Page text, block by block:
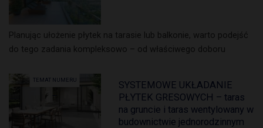
Planując ułożenie płytek na tarasie lub balkonie, warto podejść
do tego zadania kompleksowo – od właściwego doboru
TEMAT NUMERU
SYSTEMOWE UKŁADANIE
PŁYTEK GRESOWYCH – taras
na gruncie i taras wentylowany w
budownictwie jednorodzinnym